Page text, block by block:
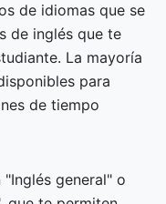
de idiomas que se
de inglés que te
La mayoría
para
de tiempo
general" o